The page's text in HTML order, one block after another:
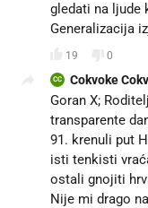
gledati na ljude
Generalizacija
19 0
CC Cokvoke
Goran X;
transparente
91. krenuli put
isti tenkisti
ostali gnojiti
Nije mi drago